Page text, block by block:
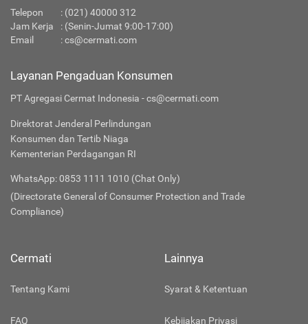
Telepon : (021) 40000 312
Jam Kerja
: (Senin-Jumat 9:00-17:00)
Email
:cs@cermati.com
Layanan Pengaduan Konsumen
PT Agregasi Cermat Indonesia - cs@cermati.com
Direktorat Jenderal Perlindungan
Konsumen dan Tertib Niaga
Kementerian Perdagangan RI
WhatsApp: 0853 1111 1010 (Chat Only)
(Directorate General of Consumer Protection and Trade
Compliance)
Cermati
Tentang Kami
FAQ
Lainnya
Syarat & Ketentuan
Kebijakan Privasi